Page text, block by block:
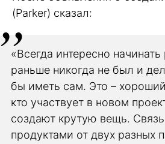
(Parker) сказал:
«Всегда интересно начинать
раньше никогда не был и
бы иметь сам. Это –
кто участвует в новом
создают крутую вещь.
продуктами от двух разных